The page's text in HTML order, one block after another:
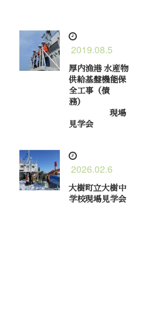
2019.08.5
厚内漁港 水産物
供給基盤機能保
全工事（債
務）
現場
見学会
2026.02.6
大樹町立大樹中
学校現場見学会